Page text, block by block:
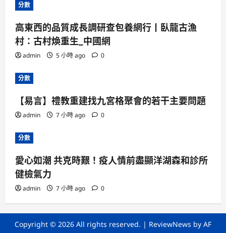
分數
高東西的品質成長調研查包養網行丨臥龍古漁
村：古村煥重生_中國網
admin 5 小時 ago 0
分數
【易言】禮教重建找九宮格聚會的若干主要問題
admin 7 小時 ago 0
分數
愛心如潮 共克時艱！疫人情前盡顯洋湖森和診所
健檢氣力
admin 7 小時 ago 0
Copyright © 2026 All rights reserved. | ReviewNews by AF